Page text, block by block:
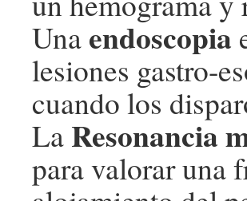
Unaendoscopia
lesiones gastro-
cuando los
LaResonancia
para valorar una